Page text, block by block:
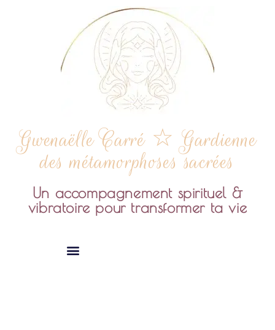
Gwenaëlle Carré ☆ Gardienne
des métamorphoses sacrées
Un accompagnement spirituel &
vibratoire pour transformer ta vie